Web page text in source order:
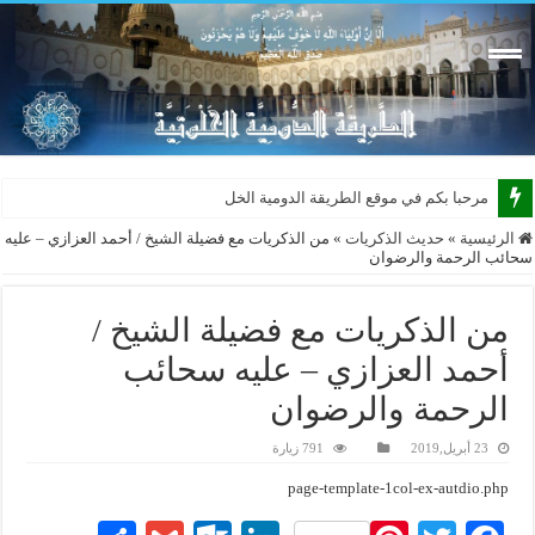
مرحبا بكم في موقع الطريقة الدومية الخلوتية ب
الرئيسية » حديث الذكريات » من الذكريات مع فضيلة الشيخ / أحمد العزازي – عليه
سحائب الرحمة والرضوان
من الذكريات مع فضيلة الشيخ /
أحمد العزازي – عليه سحائب
الرحمة والرضوان
23 أبريل,2019 791 زيارة
page-template-1col-ex-autdio.php